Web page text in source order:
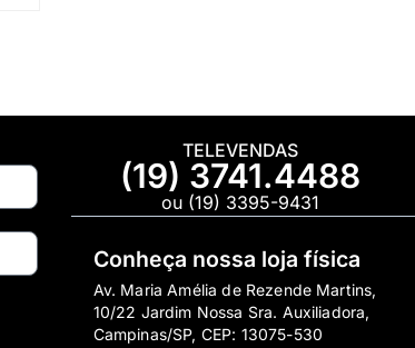
TELEVENDAS
(19) 3741.4488
ou (19) 3395-9431
Conheça nossa loja física
Av. Maria Amélia de Rezende Martins,
10/22 Jardim Nossa Sra. Auxiliadora,
Campinas/SP, CEP: 13075-530